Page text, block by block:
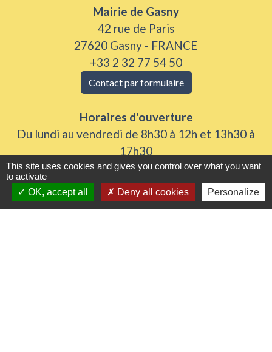
Mairie de Gasny
42 rue de Paris
27620 Gasny - FRANCE
+33 2 32 77 54 50
Contact par formulaire
Horaires d'ouverture
Du lundi au vendredi de 8h30 à 12h et 13h30 à
17h30
Samedi 8h30 à 12h
This site uses cookies and gives you control over what you want
to activate
OK, accept all
Deny all cookies Personalize